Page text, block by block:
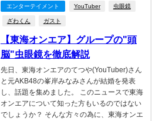
エンターテイメント YouTuber 虫眼鏡
ざわくん ガスト
【東海オンエア】グループの"頭
脳"虫眼鏡を徹底解説
先日、東海オンエアのてつや(YouTuber)さん
と元AKB48の峯岸みなみさんが結婚を発表
し、話題を集めました。 このニュースで東海
オンエアについて知った方もいるのではない
でしょうか？ そんな方々の為に、東海オンエ